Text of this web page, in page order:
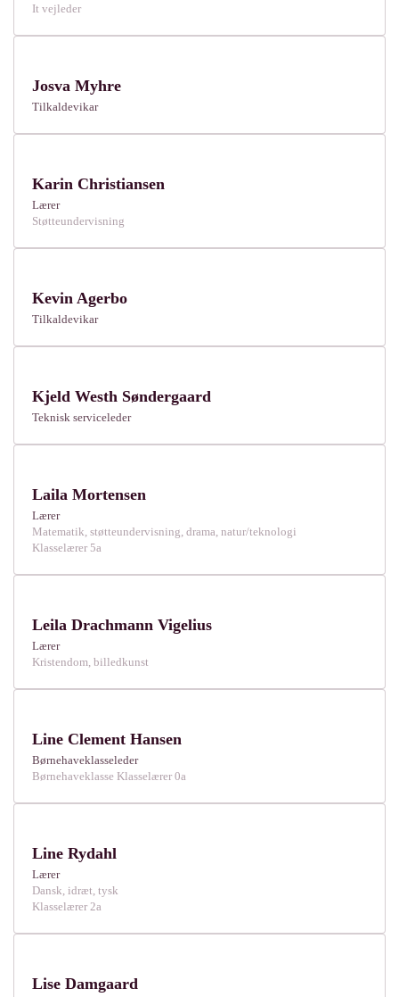
It vejleder
Josva Myhre
Tilkaldevikar
Karin Christiansen
Lærer
Støtteundervisning
Kevin Agerbo
Tilkaldevikar
Kjeld Westh Søndergaard
Teknisk serviceleder
Laila Mortensen
Lærer
Matematik, støtteundervisning, drama, natur/teknologi
Klasselærer 5a
Leila Drachmann Vigelius
Lærer
Kristendom, billedkunst
Line Clement Hansen
Børnehaveklasseleder
Børnehaveklasse Klasselærer 0a
Line Rydahl
Lærer
Dansk, idræt, tysk
Klasselærer 2a
Lise Damgaard